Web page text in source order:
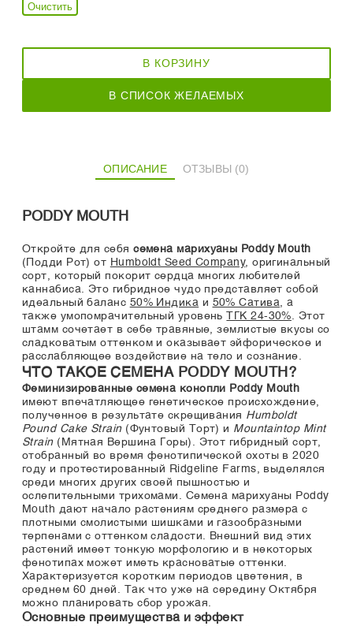
Очистить
В КОРЗИНУ
В СПИСОК ЖЕЛАЕМЫХ
ОПИСАНИЕ ОТЗЫВЫ (0)
PODDY MOUTH
Откройте для себясемена марихуаны Poddy Mouth
(Подди Рот) от Humboldt Seed Company, оригинальный
сорт, который покорит сердца многих любителей
каннабиса. Это гибридное чудо представляет собой
идеальный баланс 50% Индика и 50% Сатива, а
также умопомрачительный уровень
ТГК 24-30%. Этот
штамм сочетает в себе травяные, землистые вкусы со
сладковатым оттенком и оказывает эйфорическое и
расслабляющее воздействие на тело и сознание.
ЧТО ТАКОЕ СЕМЕНА PODDY MOUTH?
Феминизированные семена конопли Poddy Mouth
имеют впечатляющее генетическое происхождение,
полученное в результате скрещивания Humboldt
Pound Cake Strain(Фунтовый Торт) и Mountaintop Mint
Strain(Мятная Вершина Горы). Этот гибридный сорт,
отобранный во время фенотипической охоты в 2020
году и протестированный Ridgeline Farms, выделялся
среди многих других своей пышностью и
ослепительными трихомами. Семена марихуаны Poddy
Mouth дают начало растениям среднего размера с
плотными смолистыми шишками и газообразными
терпенами с оттенком сладости. Внешний вид этих
растений имеет тонкую морфологию и в некоторых
фенотипах может иметь красноватые оттенки.
Характеризуется коротким периодов цветения, в
среднем 60 дней. Так что уже на середину Октября
можно планировать сбор урожая.
Основные преимущества и эффект